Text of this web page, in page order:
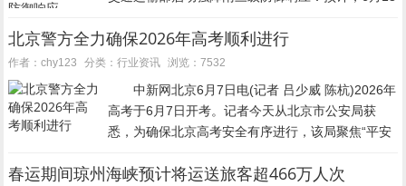
江中南部、福建中西部和北部、广东北部和中东
部、...
北京警方全力确保2026年高考顺利进行
作者：chy123 分类：行业资讯 浏览：7532
中新网北京6月7日电(记者 吕少威 陈杭)2026年
高考于6月7日开考。记者今天从北京市公安局获
悉，为确保北京高考安全有序进行，该局聚焦“平安
部门协同配合，有序推进试卷安全保障、考点及周
春运期间琼州海峡预计将运送旅客超466万人次